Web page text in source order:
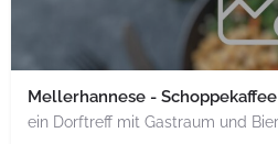
Mellerhannese - Schoppekaffee